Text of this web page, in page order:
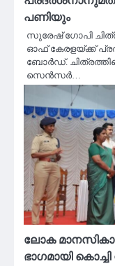
പണിയും
സുരേഷ് ​ഗോപി ചിത്രം
ഓഫ് കേരളയ്ക്ക്
ബോർഡ്.
സെൻസർ…
ലോക
ഭാഗമായി